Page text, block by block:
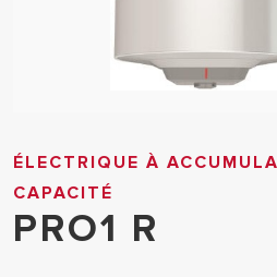
ÉLECTRIQUE À
CAPACITÉ
PRO1 R